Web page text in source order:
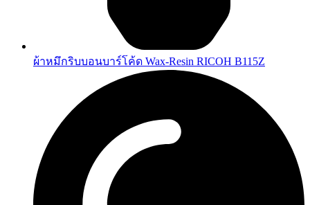
ผ้าหมึกริบบอนบาร์โค้ด Wax-Resin RICOH B115Z